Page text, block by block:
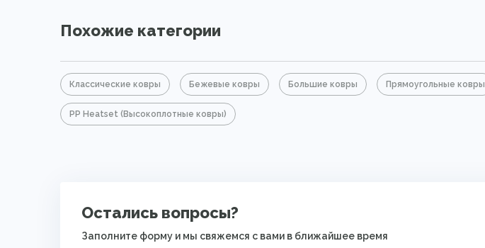
Похожие категории
Классические ковры Бежевые ковры Большие ковры Прямоугольные ковры
PP Heatset (Высокоплотные ковры)
Остались вопросы?
Заполните форму и мы свяжемся с вами в ближайшее время